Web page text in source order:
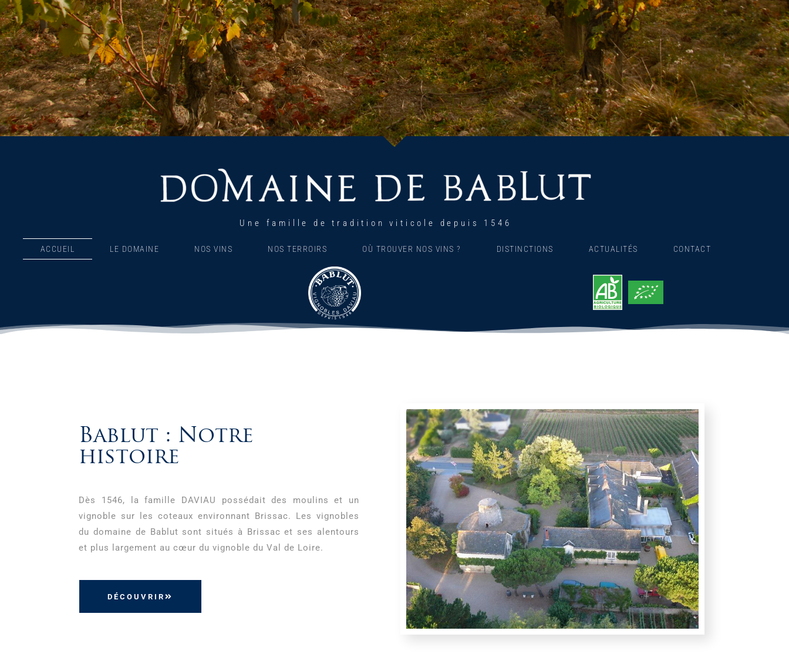
Une famille de tradition viticole depuis 1546
ACCUEIL LE DOMAINE NOS VINS NOS TERROIRS OÙ TROUVER NOS VINS ? DISTINCTIONS ACTUALITÉS CONTACT
Bablut : Notre
histoire
Dès 1546, la famille DAVIAU possédait des moulins et un
vignoble sur les coteaux environnant Brissac. Les vignobles
du domaine de Bablut sont situés à Brissac et ses alentours
et plus largement au cœur du vignoble du Val de Loire.
DÉCOUVRIR